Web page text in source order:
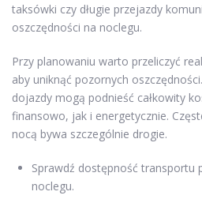
taksówki czy długie przejazdy
oszczędności na noclegu.
Przy planowaniu warto przeliczyć
aby uniknąć pozornych
dojazdy mogą podnieść całkowity
finansowo, jak i energetycznie.
nocą bywa szczególnie drogie.
Sprawdź dostępność transportu
noclegu.